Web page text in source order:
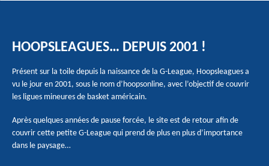
HOOPSLEAGUES… DEPUIS 2001 !
Présent sur la toile depuis la naissance de la G-League, Hoopsleagues a
vu le jour en 2001, sous le nom d’hoopsonline, avec l’objectif de couvrir
les ligues mineures de basket américain.
Après quelques années de pause forcée, le site est de retour afin de
couvrir cette petite G-League qui prend de plus en plus d’importance
dans le paysage…